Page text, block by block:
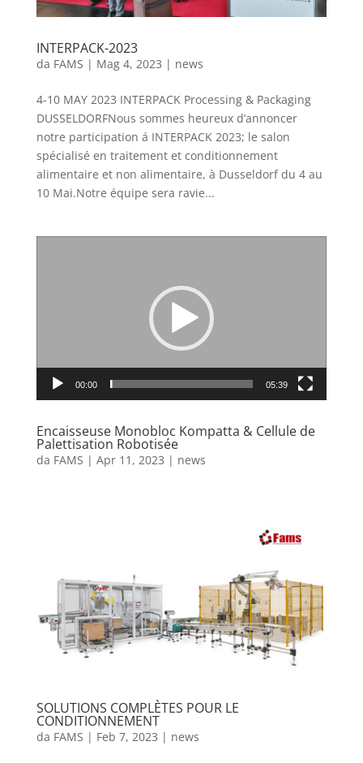
INTERPACK-2023
da FAMS | Mag 4, 2023 | news
4-10 MAY 2023 INTERPACK Processing & Packaging
DUSSELDORFNous sommes heureux d’annoncer
notre participation á INTERPACK 2023; le salon
spécialisé en traitement et conditionnement
alimentaire et non alimentaire, à Dusseldorf du 4 au
10 Mai.Notre équipe sera ravie...
00:00 05:39
Encaisseuse Monobloc Kompatta & Cellule de
Palettisation Robotisée
da FAMS | Apr 11, 2023 | news
SOLUTIONS COMPLÈTES POUR LE
CONDITIONNEMENT
da FAMS | Feb 7, 2023 | news